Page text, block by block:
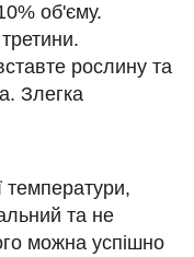
об'єму.
рослину та
Злегка
та не
можна успішно